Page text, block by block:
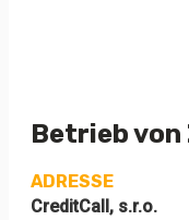
Betrieb von
ADRESSE
CreditCall, s.r.o.